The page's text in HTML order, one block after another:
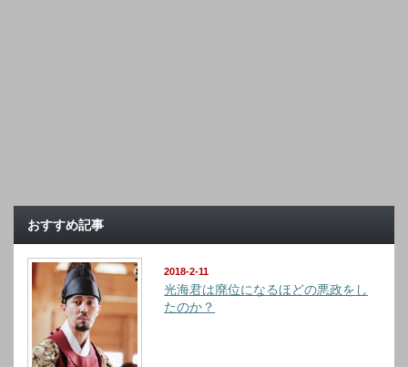
おすすめ記事
2018-2-11
光海君は廃位になるほどの悪政をし
たのか？